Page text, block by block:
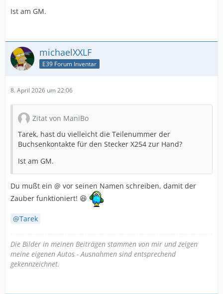
Ist am GM.
michaelXXLF
E39 Forum Inventar
8. April 2026 um 22:06
Zitat von ManiBo
Tarek, hast du vielleicht die Teilenummer der
Buchsenkontakte für den Stecker X254 zur Hand?
Ist am GM.
Du mußt ein @ vor seinen Namen schreiben, damit der
Zauber funktioniert! 😆
Tarek
Die Bilder in meinen Beiträgen stammen von mir und zeigen
meine eigenen Autos - Ausnahmen sind entsprechend
gekennzeichnet.